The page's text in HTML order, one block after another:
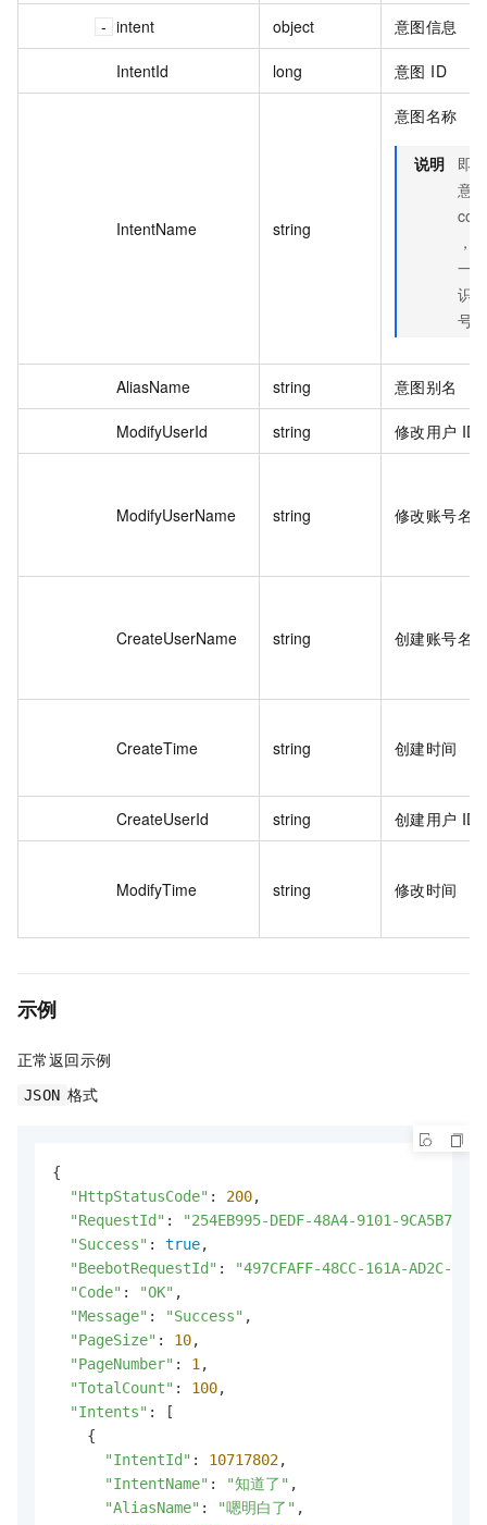
intent object 意图信息
IntentId long 意图 ID
IntentName string
意图名称
说明
即为
意图
，唯
一标
识符
号
AliasName string 意图别名
ModifyUserId string 修改用户 ID
ModifyUserName string 修改账号名
CreateUserName string 创建账号名
CreateTime string 创建时间
CreateUserId string 创建用户 ID
ModifyTime string 修改时间
示例
正常返回示例
JSON 格式
{
"HttpStatusCode" : 200,
"RequestId" :
"254EB995-DEDF-48A4-9101-
"Success" : true,
"BeebotRequestId" :
"497CFAFF-48CC-161A-AD2C-
"Code" : "OK" ,
"Message" : "Success" ,
"PageSize" : 10,
"PageNumber" : 1 ,
"TotalCount" : 100,
"Intents" : [
    {
"IntentId" : 10717802,
"IntentName" : "知道了" ,
"AliasName" : "嗯明白了" ,